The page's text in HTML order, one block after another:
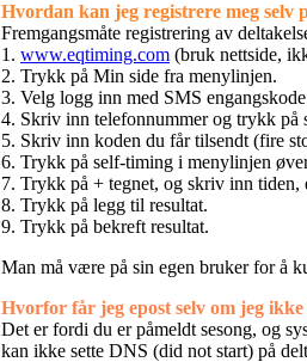
Hvordan kan jeg registrere meg selv
Fremgangsmåte registrering av
1. www.eqtiming.com (bruk nettside,
2. Trykk på Min side fra menylinjen.
3. Velg logg inn med SMS
4. Skriv inn telefonnummer og trykk på
5. Skriv inn koden du får tilsendt (fire
6. Trykk på self-timing i menylinjen
7. Trykk på + tegnet, og skriv inn
8. Trykk på legg til resultat.
9. Trykk på bekreft resultat.
Man må være på sin egen bruker for å
Hvorfor får jeg epost selv om jeg
Det er fordi du er påmeldt sesong, og
kan ikke sette DNS (did not start) på